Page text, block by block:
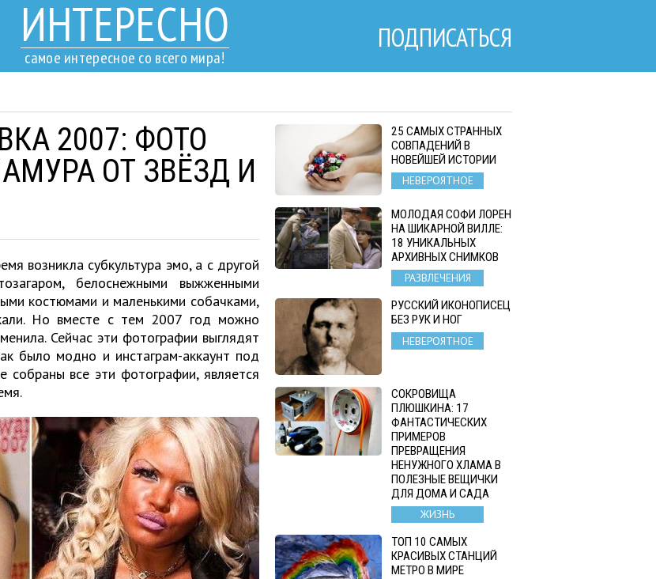
ИНТЕРЕСНО
самое интересное со всего мира!
ПОДПИСАТЬСЯ
2007: ФОТО
ОТ ЗВЁЗД И
возникла субкультура эмо, а с другой
белоснежными выжженными
костюмами и маленькими собачками,
Но вместе с тем 2007 год можно
Сейчас эти фотографии выглядят
было модно и инстаграм-аккаунт под
собраны все эти фотографии, является
25 САМЫХ СТРАННЫХ
СОВПАДЕНИЙ В
НОВЕЙШЕЙ ИСТОРИИ
НЕВЕРОЯТНОЕ
МОЛОДАЯ СОФИ ЛОРЕН
НА ШИКАРНОЙ ВИЛЛЕ:
18 УНИКАЛЬНЫХ
АРХИВНЫХ СНИМКОВ
РАЗВЛЕЧЕНИЯ
РУССКИЙ ИКОНОПИСЕЦ
БЕЗ РУК И НОГ
НЕВЕРОЯТНОЕ
СОКРОВИЩА
ПЛЮШКИНА: 17
ФАНТАСТИЧЕСКИХ
ПРИМЕРОВ
ПРЕВРАЩЕНИЯ
НЕНУЖНОГО ХЛАМА В
ПОЛЕЗНЫЕ ВЕЩИЧКИ
ДЛЯ ДОМА И САДА
ЖИЗНЬ
ТОП 10 САМЫХ
КРАСИВЫХ СТАНЦИЙ
МЕТРО В МИРЕ